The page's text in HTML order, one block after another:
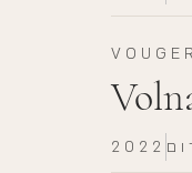
2022